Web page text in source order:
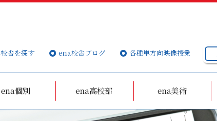
校舎を探す ena校舎ブログ 各種単方向映像授業
ena個別 ena高校部 ena美術